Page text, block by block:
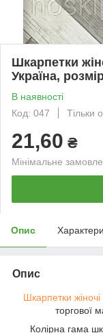
Шкарпетки
Україна,
В наявності
Код: 047
Тільки
21,60 ₴
Мінімальне
Опис
Опис
Шкарпетки жіночі
торгової
Колірна гама